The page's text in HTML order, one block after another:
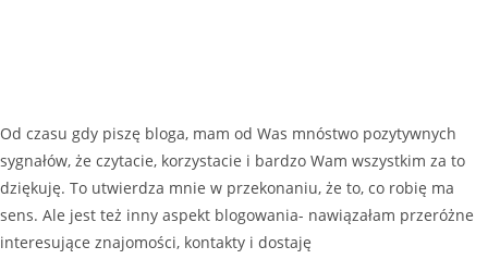
Od czasu gdy piszę bloga, mam od Was mnóstwo pozytywnych
sygnałów, że czytacie, korzystacie i bardzo Wam wszystkim za to
dziękuję. To utwierdza mnie w przekonaniu, że to, co robię ma
sens. Ale jest też inny aspekt blogowania- nawiązałam przeróżne
interesujące znajomości, kontakty i dostaję